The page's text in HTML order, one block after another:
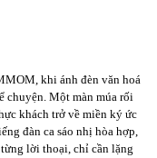
khi ánh đèn văn hoá
chuyện. Một màn múa rối
khách trở về miền ký ức
đàn ca sáo nhị hòa hợp,
lời thoại, chỉ cần lặng